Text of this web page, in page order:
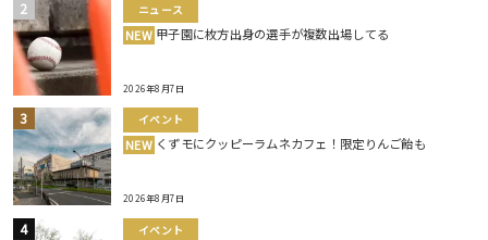
ニュース
NEW 甲子園に枚方出身の選手が複数出場してる
2026年8月7日
イベント
NEW くずモにクッピーラムネカフェ！限定りんご飴も
2026年8月7日
イベント